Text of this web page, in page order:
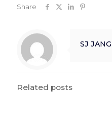
Share
SJ JANG
Related posts